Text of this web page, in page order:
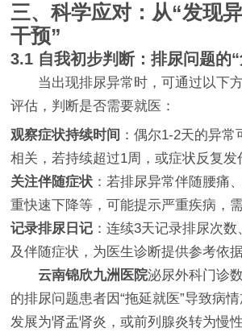
三、科学应对：从“发现
干预”
3.1 自我初步判断：排尿问题的
当出现排尿异常时，可通过以下
评估，判断是否需要就医：
观察症状持续时间 ：偶尔1-2天的异
相关，若持续超过1周，或症状反复发
关注伴随症状 ：若排尿异常伴随腰痛
重快速下降等，可能提示严重疾病，
记录排尿日记 ：连续3天记录排尿次
及伴随症状，为医生诊断提供参考依据
云南锦欣九洲医院泌尿外科门诊
的排尿问题患者因“拖延就医”导致病
发展为肾盂肾炎，或前列腺炎转为慢